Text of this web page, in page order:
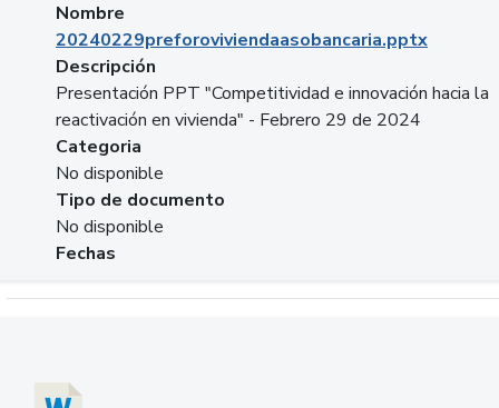
Nombre
20240229preforoviviendaasobancaria.pptx
Descripción
Presentación PPT "Competitividad e innovación hacia la
reactivación en vivienda" - Febrero 29 de 2024
Categoria
No disponible
Tipo de documento
No disponible
Fechas